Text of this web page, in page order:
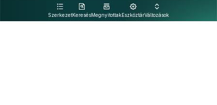
SzerkezetKeresésMegnyitottakEszköztárVáltozások
kattintva olvashat.